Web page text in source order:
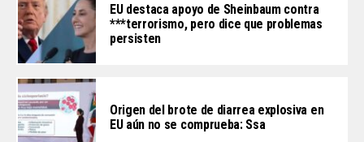
EU destaca apoyo de Sheinbaum contra
***terrorismo, pero dice que problemas
persisten
Origen del brote de diarrea explosiva en
EU aún no se comprueba: Ssa